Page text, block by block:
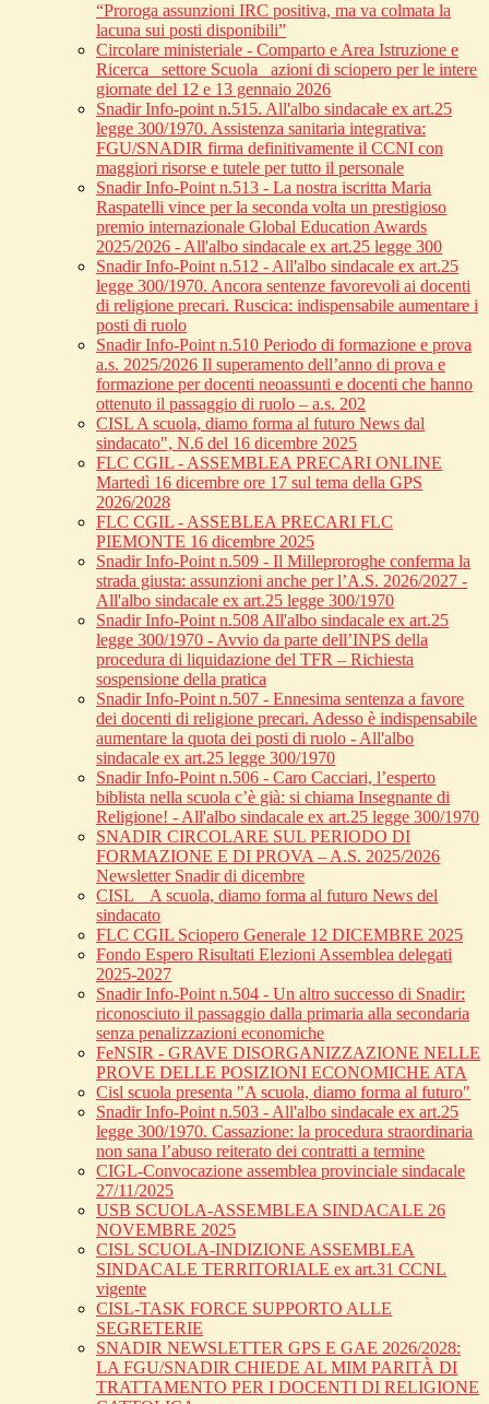
“Proroga assunzioni IRC positiva, ma va colmata la
lacuna sui posti disponibili”
Circolare ministeriale - Comparto e Area Istruzione e
Ricerca_ settore Scuola_ azioni di sciopero per le intere
giornate del 12 e 13 gennaio 2026
Snadir Info-point n.515. All'albo sindacale ex art.25
legge 300/1970. Assistenza sanitaria integrativa:
FGU/SNADIR firma definitivamente il CCNI con
maggiori risorse e tutele per tutto il personale
Snadir Info-Point n.513 - La nostra iscritta Maria
Raspatelli vince per la seconda volta un prestigioso
premio internazionale Global Education Awards
2025/2026 - All'albo sindacale ex art.25 legge 300
Snadir Info-Point n.512 - All'albo sindacale ex art.25
legge 300/1970. Ancora sentenze favorevoli ai docenti
di religione precari. Ruscica: indispensabile aumentare i
posti di ruolo
Snadir Info-Point n.510 Periodo di formazione e prova
a.s. 2025/2026 Il superamento dell’anno di prova e
formazione per docenti neoassunti e docenti che hanno
ottenuto il passaggio di ruolo – a.s. 202
CISL A scuola, diamo forma al futuro News dal
sindacato", N.6 del 16 dicembre 2025
FLC CGIL - ASSEMBLEA PRECARI ONLINE
Martedì 16 dicembre ore 17 sul tema della GPS
2026/2028
FLC CGIL - ASSEBLEA PRECARI FLC
PIEMONTE 16 dicembre 2025
Snadir Info-Point n.509 - Il Milleproroghe conferma la
strada giusta: assunzioni anche per l’A.S. 2026/2027 -
All'albo sindacale ex art.25 legge 300/1970
Snadir Info-Point n.508 All'albo sindacale ex art.25
legge 300/1970 - Avvio da parte dell’INPS della
procedura di liquidazione del TFR – Richiesta
sospensione della pratica
Snadir Info-Point n.507 - Ennesima sentenza a favore
dei docenti di religione precari. Adesso è indispensabile
aumentare la quota dei posti di ruolo - All'albo
sindacale ex art.25 legge 300/1970
Snadir Info-Point n.506 - Caro Cacciari, l’esperto
biblista nella scuola c’è già: si chiama Insegnante di
Religione! - All'albo sindacale ex art.25 legge 300/1970
SNADIR CIRCOLARE SUL PERIODO DI
FORMAZIONE E DI PROVA – A.S. 2025/2026
Newsletter Snadir di dicembre
CISL _ A scuola, diamo forma al futuro News del
sindacato
FLC CGIL Sciopero Generale 12 DICEMBRE 2025
Fondo Espero Risultati Elezioni Assemblea delegati
2025-2027
Snadir Info-Point n.504 - Un altro successo di Snadir:
riconosciuto il passaggio dalla primaria alla secondaria
senza penalizzazioni economiche
FeNSIR - GRAVE DISORGANIZZAZIONE NELLE
PROVE DELLE POSIZIONI ECONOMICHE ATA
Cisl scuola presenta "A scuola, diamo forma al futuro"
Snadir Info-Point n.503 - All'albo sindacale ex art.25
legge 300/1970. Cassazione: la procedura straordinaria
non sana l’abuso reiterato dei contratti a termine
CIGL-Convocazione assemblea provinciale sindacale
27/11/2025
USB SCUOLA-ASSEMBLEA SINDACALE 26
NOVEMBRE 2025
CISL SCUOLA-INDIZIONE ASSEMBLEA
SINDACALE TERRITORIALE ex art.31 CCNL
vigente
CISL-TASK FORCE SUPPORTO ALLE
SEGRETERIE
SNADIR NEWSLETTER GPS E GAE 2026/2028:
LA FGU/SNADIR CHIEDE AL MIM PARITÀ DI
TRATTAMENTO PER I DOCENTI DI RELIGIONE